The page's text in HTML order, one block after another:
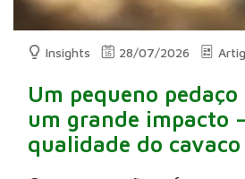
Insights 28/07/2026
Um pequeno
um grande impacto
qualidade do